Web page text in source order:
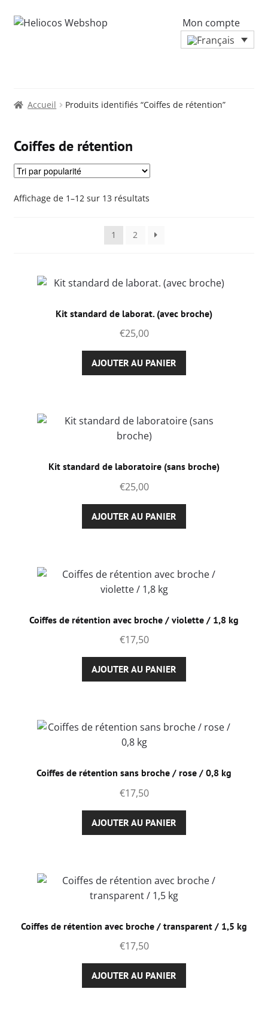
Mon compte
Accueil Produits identifiés “Coiffes de rétention”
Coiffes de rétention
Affichage de 1–12 sur 13 résultatsTrié
1
2
Kit standard de laborat. (avec broche)
€25,00
AJOUTER AU PANIER
Kit standard de laboratoire (sans broche)
€25,00
AJOUTER AU PANIER
Coiffes de rétention avec broche / violette / 1,8 kg
€17,50
AJOUTER AU PANIER
Coiffes de rétention sans broche / rose / 0,8 kg
€17,50
AJOUTER AU PANIER
Coiffes de rétention avec broche / transparent / 1,5 kg
€17,50
AJOUTER AU PANIER